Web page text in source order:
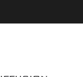
et du Home Cinéma